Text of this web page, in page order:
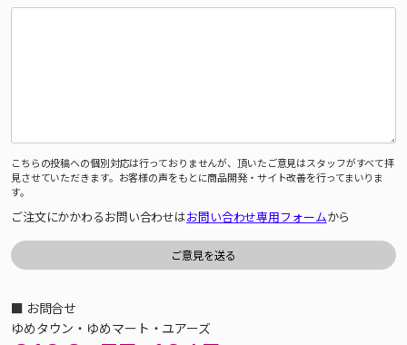
こちらの投稿への個別対応は行っておりませんが、頂いたご意見はスタッフがすべて拝
見させていただきます。お客様の声をもとに商品開発・サイト改善を行ってまいりま
す。
ご注文にかかわるお問い合わせはお問い合わせ専用フォームから
■ お問合せ
ゆめタウン・ゆめマート・ユアーズ